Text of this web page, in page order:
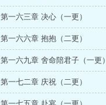
第一六三章 决心（一更）
第一六六章 抱抱（二更）
第一六九章 舍命陪君子（一更）
第一七二章 庆祝（二更）